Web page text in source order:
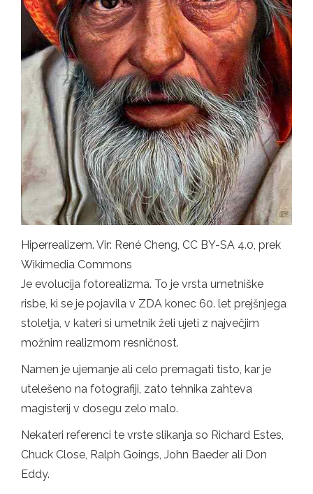
Hiperrealizem. Vir: René Cheng, CC BY-SA 4.0, prek
Wikimedia Commons
Je evolucija fotorealizma. To je vrsta umetniške
risbe, ki se je pojavila v ZDA konec 60. let prejšnjega
stoletja, v kateri si umetnik želi ujeti z največjim
možnim realizmom resničnost.
Namen je ujemanje ali celo premagati tisto, kar je
utelešeno na fotografiji, zato tehnika zahteva
magisterij v dosegu zelo malo.
Nekateri referenci te vrste slikanja so Richard Estes,
Chuck Close, Ralph Goings, John Baeder ali Don
Eddy.